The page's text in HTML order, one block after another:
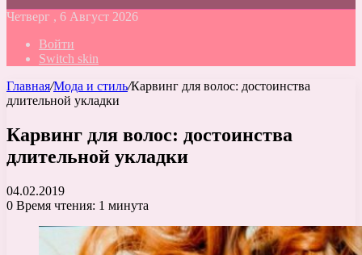
Четверг , 6 Август 2026
Войти
Switch skin
Главная/Мода и стиль/Карвинг для волос: достоинства
длительной укладки
Карвинг для волос: достоинства
длительной укладки
04.02.2019
0 Время чтения: 1 минута